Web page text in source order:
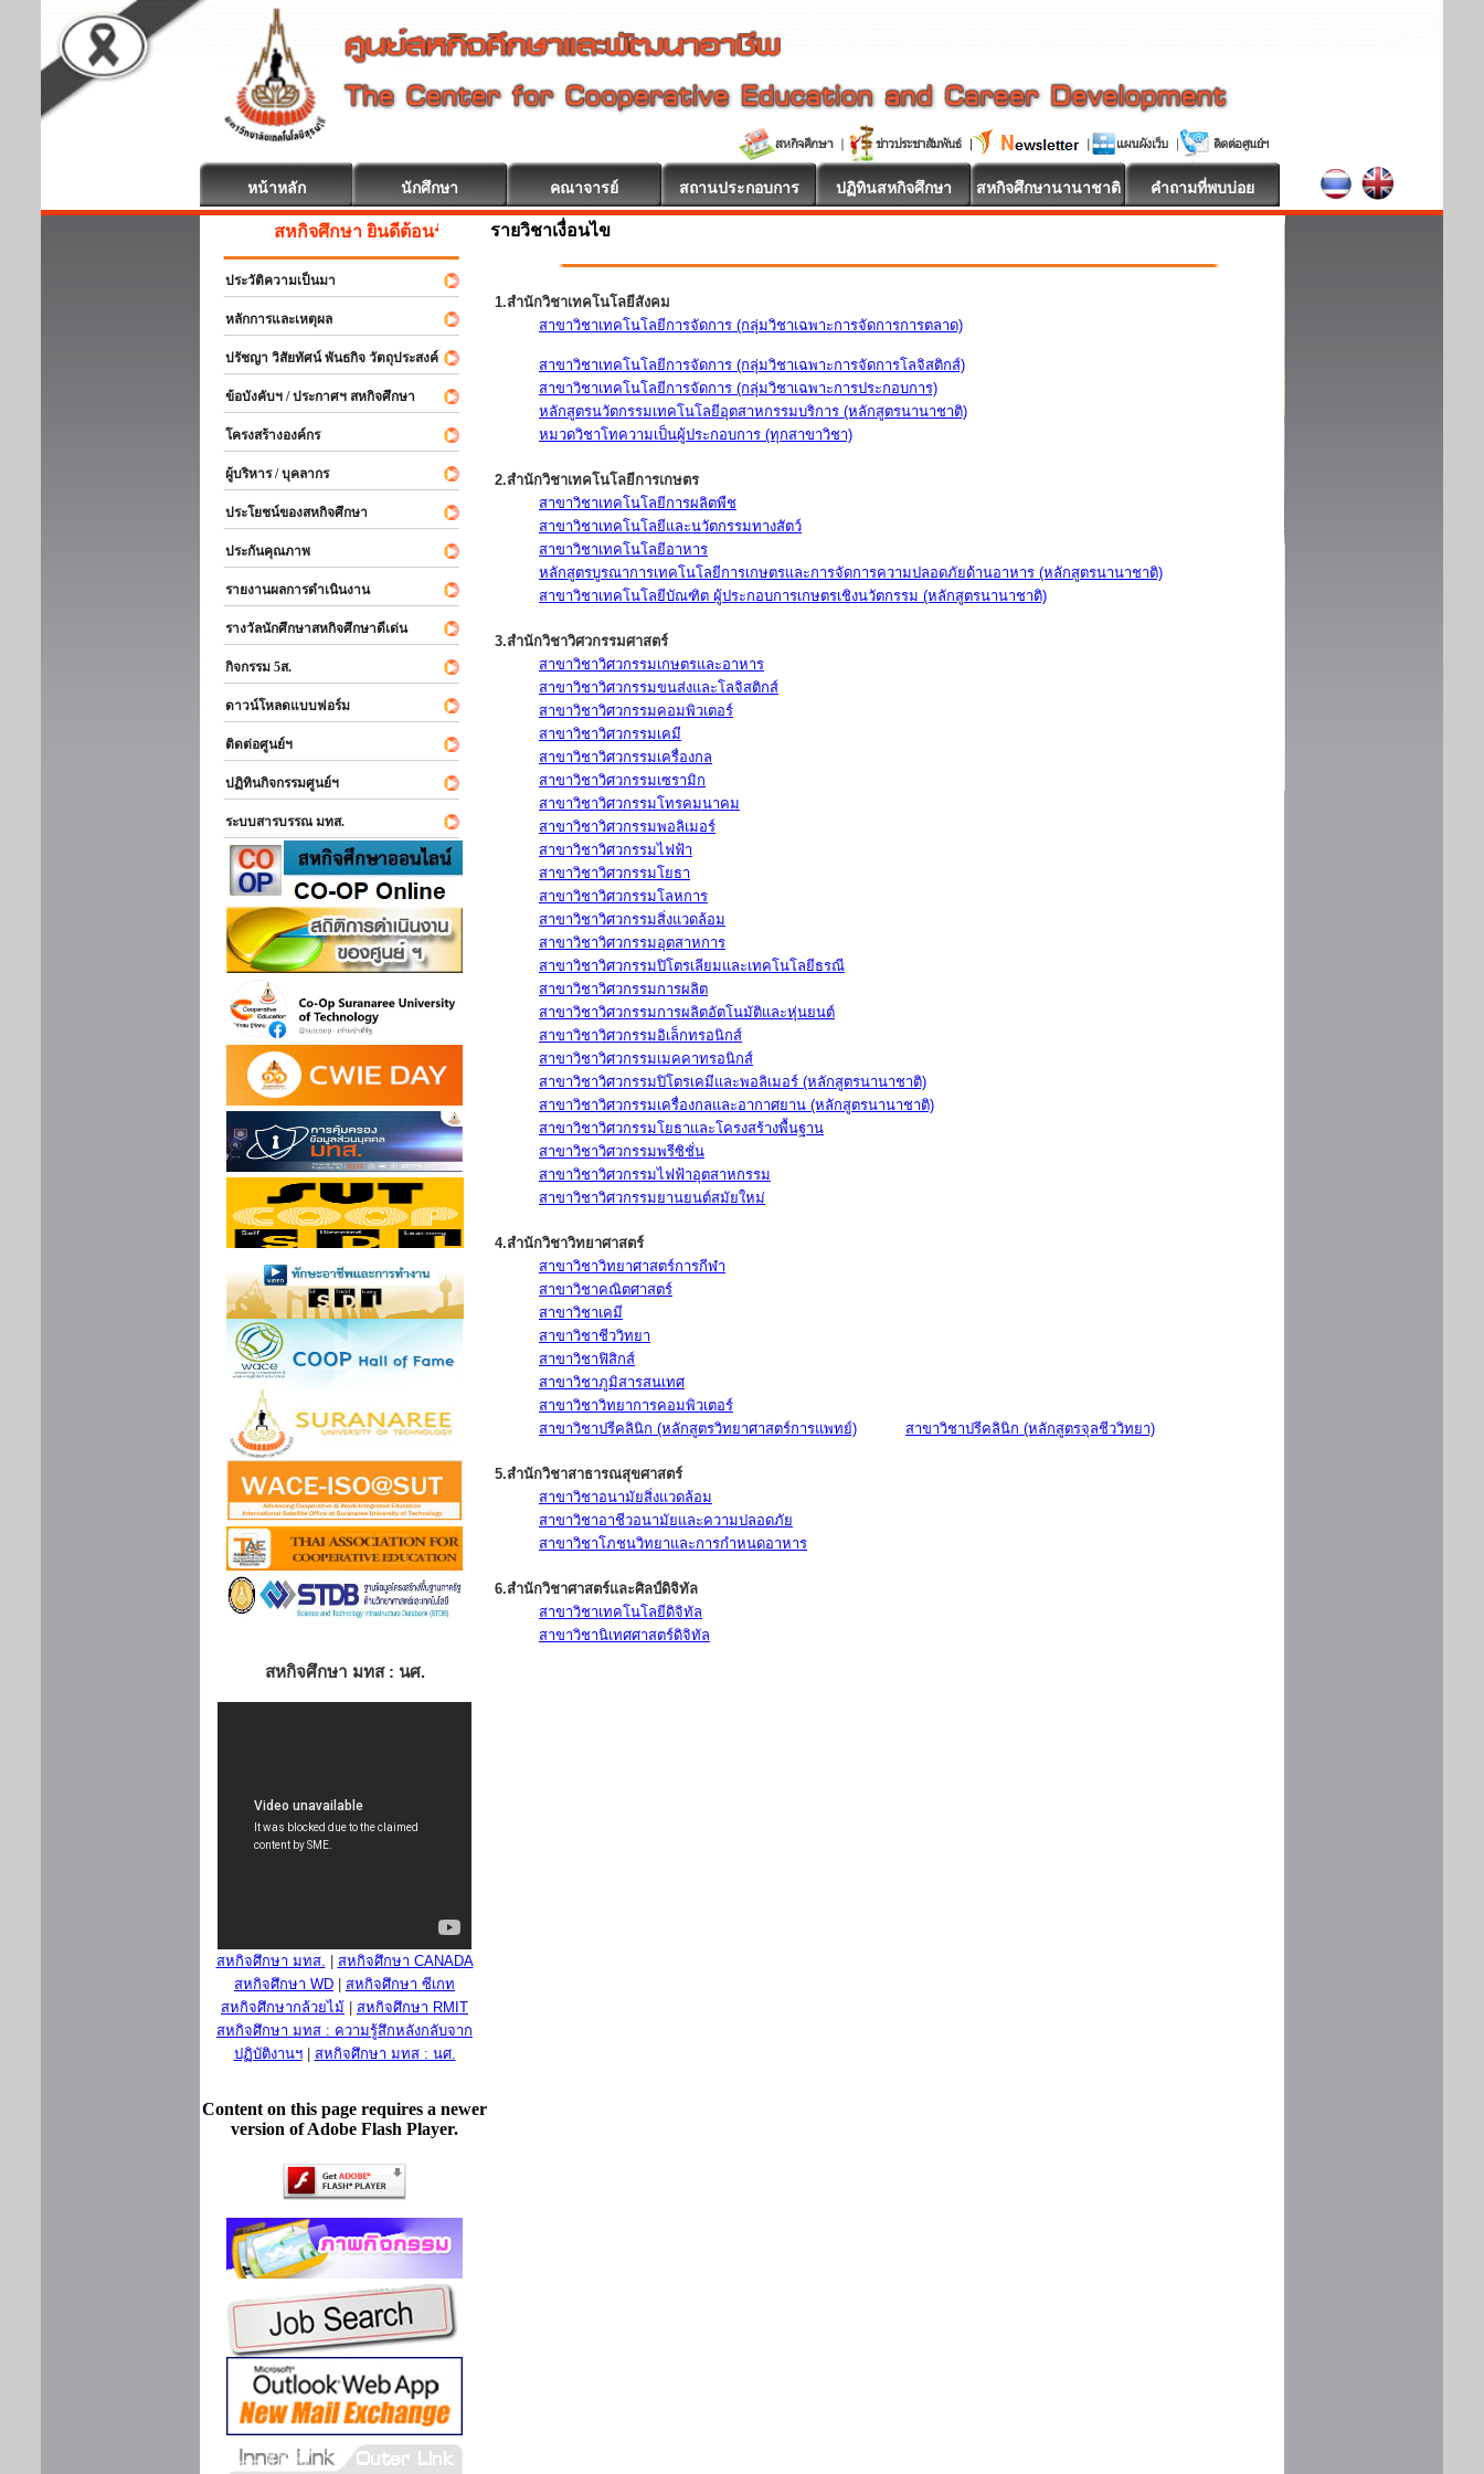
หน้าหลัก นักศึกษา คณาจารย์ สถานประกอบการ ปฏิทินสหกิจศึกษา สหกิจศึกษานานาชาติ คำถามที่พบบ่อย
สหกิจศึกษา ยินดีต้อนรับ
ประวัติความเป็นมา
หลักการและเหตุผล
ปรัชญา วิสัยทัศน์ พันธกิจ วัตถุประสงค์
ข้อบังคับฯ / ประกาศฯ สหกิจศึกษา
โครงสร้างองค์กร
ผู้บริหาร / บุคลากร
ประโยชน์ของสหกิจศึกษา
ประกันคุณภาพ
รายงานผลการดำเนินงาน
รางวัลนักศึกษาสหกิจศึกษาดีเด่น
กิจกรรม 5ส.
ดาวน์โหลดแบบฟอร์ม
ติดต่อศูนย์ฯ
ปฏิทินกิจกรรมศูนย์ฯ
ระบบสารบรรณ มทส.
สหกิจศึกษา มทส : นศ.
สหกิจศึกษา มทส.
สหกิจศึกษา CANADA
สหกิจศึกษา WD
สหกิจศึกษา ซีเกท
สหกิจศึกษากล้วยไม้
สหกิจศึกษา RMIT
สหกิจศึกษา มทส : ความรู้สึกหลังกลับจาก
ปฏิบัติงานฯ| สหกิจศึกษา มทส : นศ.
Content on this page requires a newer
version of Adobe Flash Player.
รายวิชาเงื่อนไข
1.สำนักวิชาเทคโนโลยีสังคม
สาขาวิชาเทคโนโลยีการจัดการ (กลุ่มวิชาเฉพาะการจัดการการตลาด)
สาขาวิชาเทคโนโลยีการจัดการ (กลุ่มวิชาเฉพาะการจัดการโลจิสติกส์)
สาขาวิชาเทคโนโลยีการจัดการ (กลุ่มวิชาเฉพาะการประกอบการ)
หลักสูตรนวัตกรรมเทคโนโลยีอุตสาหกรรมบริการ (หลักสูตรนานาชาติ)
หมวดวิชาโทความเป็นผู้ประกอบการ (ทุกสาขาวิชา)
2.สำนักวิชาเทคโนโลยีการเกษตร
สาขาวิชาเทคโนโลยีการผลิตพืช
สาขาวิชาเทคโนโลยีและนวัตกรรมทางสัตว์
สาขาวิชาเทคโนโลยีอาหาร
หลักสูตรบูรณาการเทคโนโลยีการเกษตรและการจัดการความปลอดภัยด้านอาหาร (หลักสูตรนานาชาติ)
สาขาวิชาเทคโนโลยีบัณฑิต ผู้ประกอบการเกษตรเชิงนวัตกรรม (หลักสูตรนานาชาติ)
3.สำนักวิชาวิศวกรรมศาสตร์
สาขาวิชาวิศวกรรมเกษตรและอาหาร
สาขาวิชาวิศวกรรมขนส่งและโลจิสติกส์
สาขาวิชาวิศวกรรมคอมพิวเตอร์
สาขาวิชาวิศวกรรมเคมี
สาขาวิชาวิศวกรรมเครื่องกล
สาขาวิชาวิศวกรรมเซรามิก
สาขาวิชาวิศวกรรมโทรคมนาคม
สาขาวิชาวิศวกรรมพอลิเมอร์
สาขาวิชาวิศวกรรมไฟฟ้า
สาขาวิชาวิศวกรรมโยธา
สาขาวิชาวิศวกรรมโลหการ
สาขาวิชาวิศวกรรมสิ่งแวดล้อม
สาขาวิชาวิศวกรรมอุตสาหการ
สาขาวิชาวิศวกรรมปิโตรเลียมและเทคโนโลยีธรณี
สาขาวิชาวิศวกรรมการผลิต
สาขาวิชาวิศวกรรมการผลิตอัตโนมัติและหุ่นยนต์
สาขาวิชาวิศวกรรมอิเล็กทรอนิกส์
สาขาวิชาวิศวกรรมเมคคาทรอนิกส์
สาขาวิชาวิศวกรรมปิโตรเคมีและพอลิเมอร์ (หลักสูตรนานาชาติ)
สาขาวิชาวิศวกรรมเครื่องกลและอากาศยาน (หลักสูตรนานาชาติ)
สาขาวิชาวิศวกรรมโยธาและโครงสร้างพื้นฐาน
สาขาวิชาวิศวกรรมพรีซิชั่น
สาขาวิชาวิศวกรรมไฟฟ้าอุตสาหกรรม
สาขาวิชาวิศวกรรมยานยนต์สมัยใหม่
4.สำนักวิชาวิทยาศาสตร์
สาขาวิชาวิทยาศาสตร์การกีฬา
สาขาวิชาคณิตศาสตร์
สาขาวิชาเคมี
สาขาวิชาชีววิทยา
สาขาวิชาฟิสิกส์
สาขาวิชาภูมิสารสนเทศ
สาขาวิชาวิทยาการคอมพิวเตอร์
สาขาวิชาปรีคลินิก (หลักสูตรวิทยาศาสตร์การแพทย์)
สาขาวิชาปรีคลินิก (หลักสูตรจุลชีววิทยา)
5.สำนักวิชาสาธารณสุขศาสตร์
สาขาวิชาอนามัยสิ่งแวดล้อม
สาขาวิชาอาชีวอนามัยและความปลอดภัย
สาขาวิชาโภชนวิทยาและการกำหนดอาหาร
6.สำนักวิชาศาสตร์และศิลป์ดิจิทัล
สาขาวิชาเทคโนโลยีดิจิทัล
สาขาวิชานิเทศศาสตร์ดิจิทัล